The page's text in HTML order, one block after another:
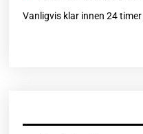
Vanligvis klar innen 24 timer